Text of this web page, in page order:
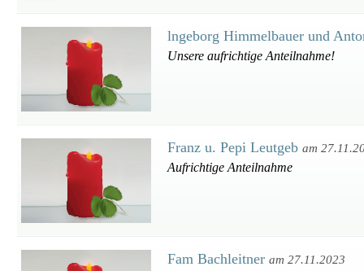
lngeborg Himmelbauer und
Unsere aufrichtige Anteilnahme!
Franz u. Pepi Leutgeb am
Aufrichtige Anteilnahme
Fam Bachleitner am 27.11.2023